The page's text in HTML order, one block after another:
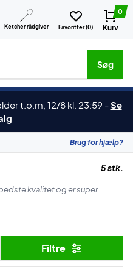
Ketcher rådgiver Favoritter (0)
0
Kurv
etc.
Søg
t.o.m, 12/8 kl. 23:59 -Se
Brug for hjælp?
5 stk.
kvalitet og er super
skal du kigge vejen forbi RSL.
Filtre